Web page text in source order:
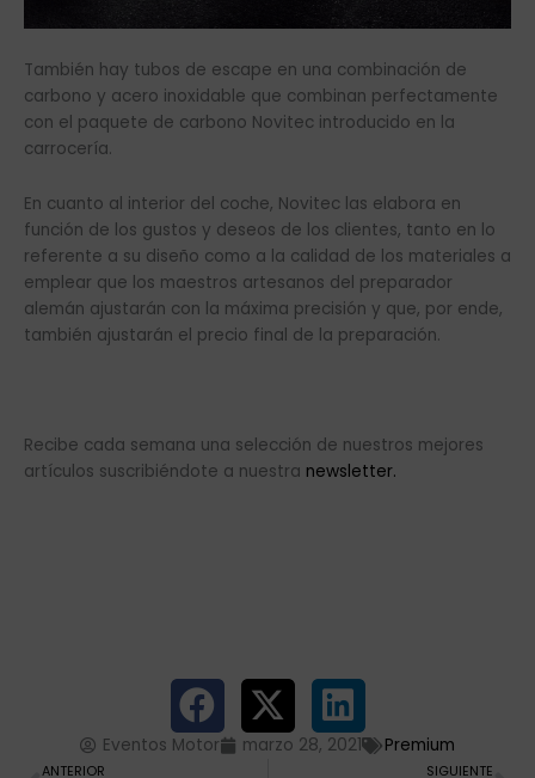
También hay tubos de escape en una combinación de
carbono y acero inoxidable que combinan perfectamente
con el paquete de carbono Novitec introducido en la
carrocería.
En cuanto al interior del coche, Novitec las elabora en
función de los gustos y deseos de los clientes, tanto en lo
referente a su diseño como a la calidad de los materiales a
emplear que los maestros artesanos del preparador
alemán ajustarán con la máxima precisión y que, por ende,
también ajustarán el precio final de la preparación.
Recibe cada semana una selección de nuestros mejores
artículos suscribiéndote a nuestra newsletter.
Eventos Motor marzo 28, 2021 Premium
ANTERIOR SIGUIENTE